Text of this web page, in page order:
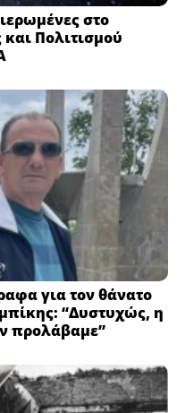
στο
Πολιτισμού
για τον θάνατο
“Δυστυχώς, η
προλάβαμε”